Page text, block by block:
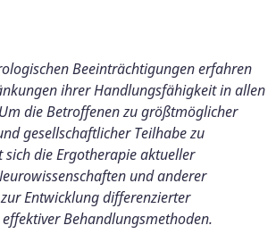
Beeinträchtigungen erfahren
ihrer Handlungsfähigkeit in allen
die Betroffenen zu größtmöglicher
gesellschaftlicher Teilhabe zu
die Ergotherapie aktueller
und anderer
Entwicklung differenzierter
Behandlungsmethoden.